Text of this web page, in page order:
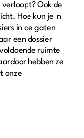
Ook de
Hoe kun je in
in de gaten
een dossier
ruimte
hebben ze
onze